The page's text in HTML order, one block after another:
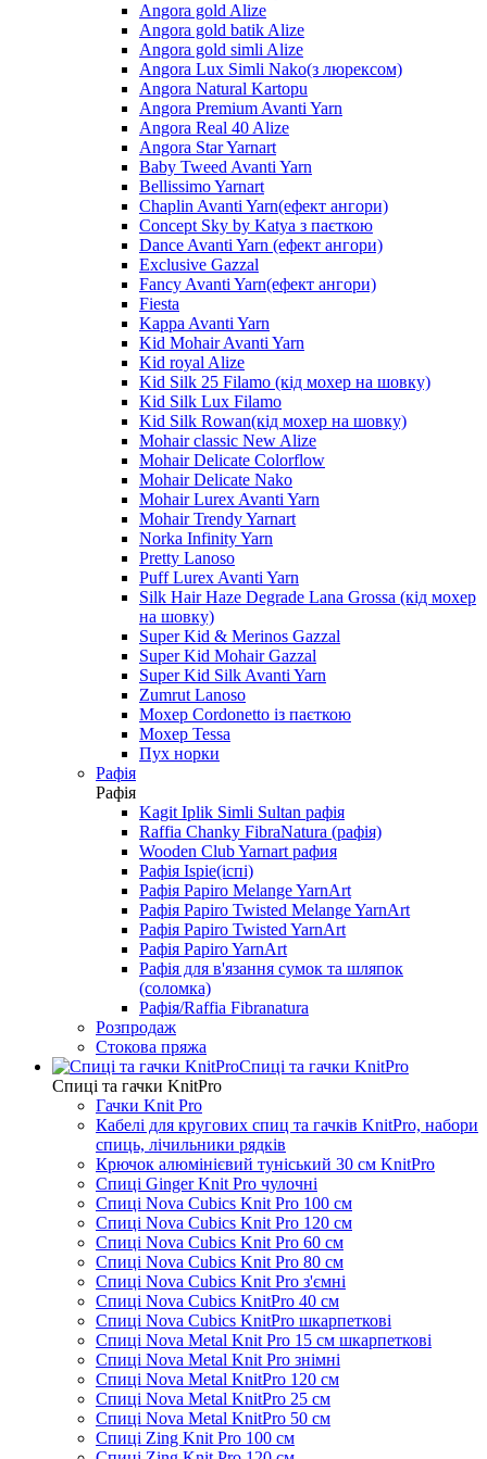
Angora gold Alize
Angora gold batik Alize
Angora gold simli Alize
Angora Lux Simli Nako(з люрексом)
Angora Natural Kartopu
Angora Premium Avanti Yarn
Angora Real 40 Alize
Angora Star Yarnart
Baby Tweed Avanti Yarn
Bellissimo Yarnart
Chaplin Avanti Yarn(ефект ангори)
Concept Sky by Katya з паєткою
Dance Avanti Yarn (ефект ангори)
Exclusive Gazzal
Fancy Avanti Yarn(ефект ангори)
Fiesta
Kappa Avanti Yarn
Kid Mohair Avanti Yarn
Kid royal Alize
Kid Silk 25 Filamo (кід мохер на шовку)
Kid Silk Lux Filamo
Kid Silk Rowan(кід мохер на шовку)
Mohair classic New Alize
Mohair Delicate Colorflow
Mohair Delicate Nako
Mohair Lurex Avanti Yarn
Mohair Trendy Yarnart
Norka Infinity Yarn
Pretty Lanoso
Puff Lurex Avanti Yarn
Silk Hair Haze Degrade Lana Grossa (кід мохер
на шовку)
Super Kid & Merinos Gazzal
Super Kid Mohair Gazzal
Super Kid Silk Avanti Yarn
Zumrut Lanoso
Мохер Cordonetto із паєткою
Мохер Tessa
Пух норки
Рафія
Рафія
Kagit Iplik Simli Sultan рафія
Raffia Chanky FibraNatura (рафія)
Wooden Club Yarnart рафия
Рафія Ispie(іспі)
Рафія Papiro Melange YarnArt
Рафія Papiro Twisted Melange YarnArt
Рафія Papiro Twisted YarnArt
Рафія Papiro YarnArt
Рафія для в'язання сумок та шляпок
(соломка)
Рафія/Raffia Fibranatura
Розпродаж
Стокова пряжа
Спиці та гачки KnitPro
Спиці та гачки KnitPro
Гачки Knit Pro
Кабелі для кругових спиц та гачків KnitPro, набори
спиць, лічильники рядків
Крючок алюмінієвий туніський 30 см KnitPro
Спиці Ginger Knit Pro чулочні
Спиці Nova Cubics Knit Pro 100 см
Спиці Nova Cubics Knit Pro 120 см
Спиці Nova Cubics Knit Pro 60 см
Спиці Nova Cubics Knit Pro 80 см
Спиці Nova Cubics Knit Pro з'ємні
Спиці Nova Cubics KnitPro 40 см
Спиці Nova Cubics KnitPro шкарпеткові
Спиці Nova Metal Knit Pro 15 см шкарпеткові
Спиці Nova Metal Knit Pro знімні
Спиці Nova Metal KnitPro 120 см
Спиці Nova Metal KnitPro 25 см
Спиці Nova Metal KnitPro 50 см
Спиці Zing Knit Pro 100 см